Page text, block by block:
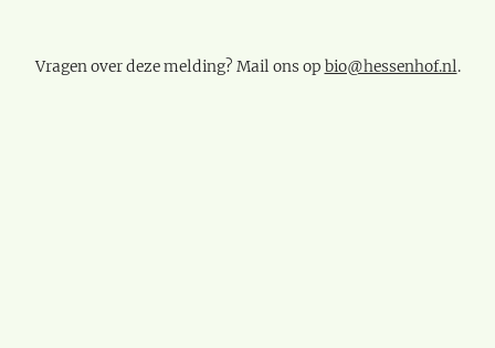
Vragen over deze melding? Mail ons op bio@hessenhof.nl.